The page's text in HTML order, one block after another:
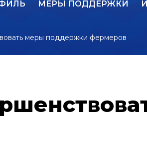
МЕРЫ ПОДДЕРЖКИ
меры поддержки фермеров